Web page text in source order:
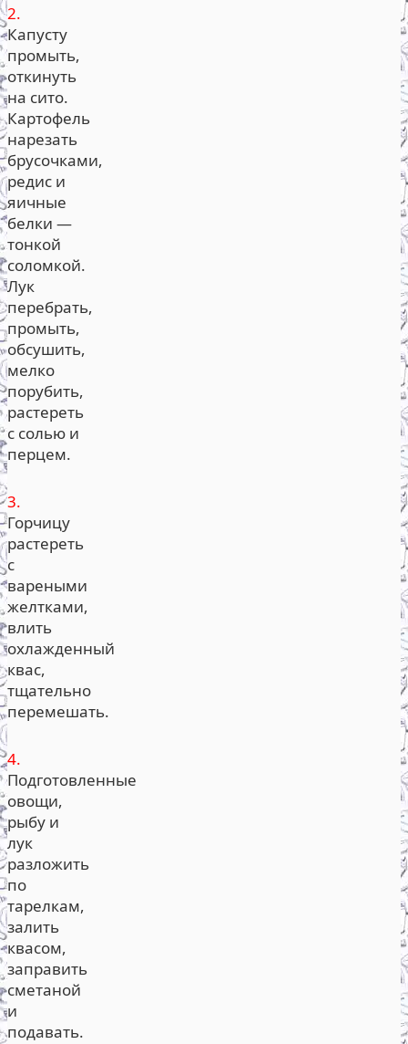
2.
Капусту
промыть,
откинуть
на сито.
Картофель
нарезать
брусочками,
редис и
яичные
белки —
тонкой
соломкой.
Лук
перебрать,
промыть,
обсушить,
мелко
порубить,
растереть
с солью и
перцем.
3.
Горчицу
растереть
с
вареными
желтками,
влить
охлажденный
квас,
тщательно
перемешать.
4.
Подготовленные
овощи,
рыбу и
лук
разложить
по
тарелкам,
залить
квасом,
заправить
сметаной
и
подавать.